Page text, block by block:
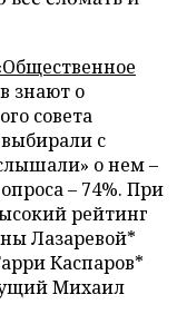
знают о
совета
с
о нем –
– 74%. При
рейтинг
Лазаревой*
Каспаров*
Михаил